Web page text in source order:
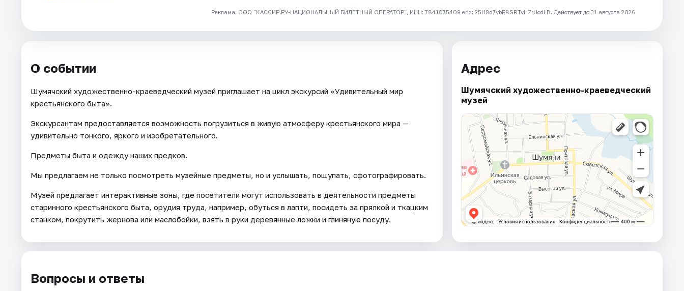
Реклама. ООО "КАССИР.РУ-НАЦИОНАЛЬНЫЙ БИЛЕТНЫЙ ОПЕРАТОР", ИНН: 7841075409 erid: 25H8d7vbP8SRTvHZrUcdLB. Действует до 31 августа 2026
О событии
Шумячский художественно-краеведческий музей приглашает на цикл экскурсий «Удивительный мир
крестьянского быта».
Экскурсантам предоставляется возможность погрузиться в живую атмосферу крестьянского мира —
удивительно тонкого, яркого и изобретательного.
Предметы быта и одежду наших предков.
Мы предлагаем не только посмотреть музейные предметы, но и услышать, пощупать, сфотографировать.
Музей предлагает интерактивные зоны, где посетители могут использовать в деятельности предметы
старинного крестьянского быта, орудия труда, например, обуться в лапти, посидеть за прялкой и ткацким
станком, покрутить жернова или маслобойки, взять в руки деревянные ложки и глиняную посуду.
Адрес
Шумячский художественно-краеведческий
музей
Вопросы и ответы